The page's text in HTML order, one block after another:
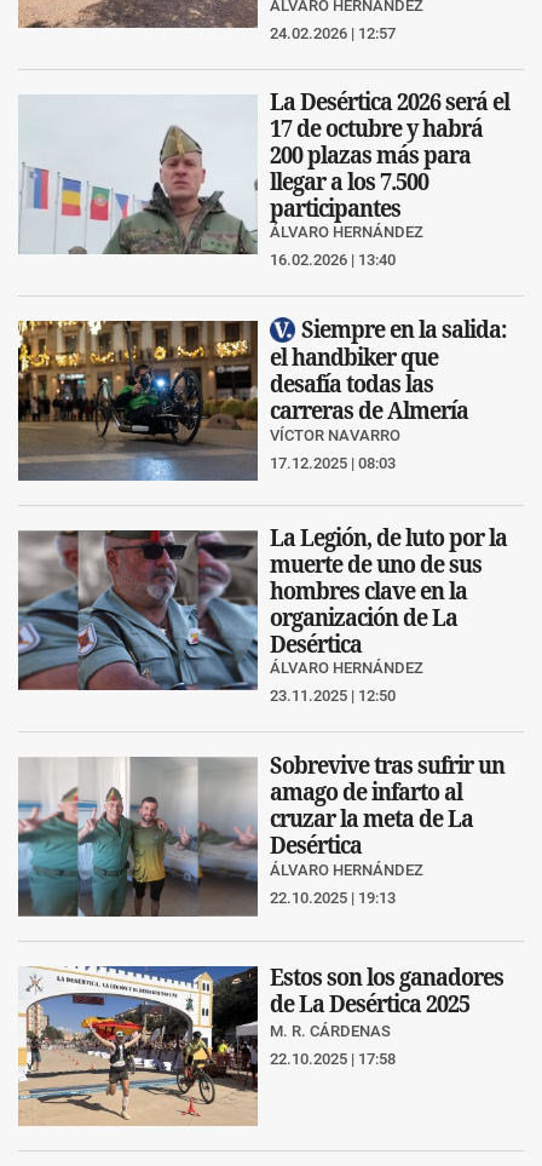
ÁLVARO HERNÁNDEZ
24.02.2026 | 12:57
La Desértica 2026 será el
17 de octubre y habrá
200 plazas más para
llegar a los 7.500
participantes
ÁLVARO HERNÁNDEZ
16.02.2026 | 13:40
Siempre en la salida:
el handbiker que
desafía todas las
carreras de Almería
VÍCTOR NAVARRO
17.12.2025 | 08:03
La Legión, de luto por la
muerte de uno de sus
hombres clave en la
organización de La
Desértica
ÁLVARO HERNÁNDEZ
23.11.2025 | 12:50
Sobrevive tras sufrir un
amago de infarto al
cruzar la meta de La
Desértica
ÁLVARO HERNÁNDEZ
22.10.2025 | 19:13
Estos son los ganadores
de La Desértica 2025
M. R. CÁRDENAS
22.10.2025 | 17:58